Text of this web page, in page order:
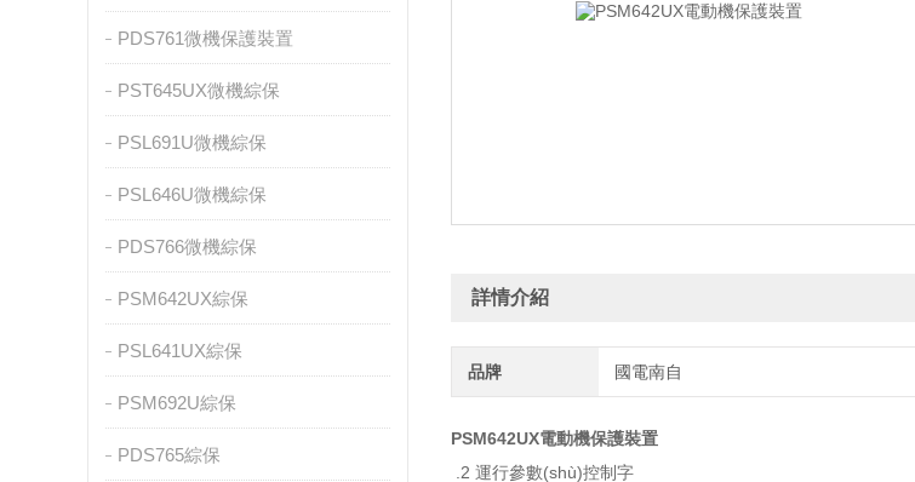
PDS761微機保護裝置
PST645UX微機綜保
PSL691U微機綜保
PSL646U微機綜保
PDS766微機綜保
PSM642UX綜保
PSL641UX綜保
PSM692U綜保
PDS765綜保
詳情介紹
品牌 國電南自
PSM642UX電動機保護裝置
.2 運行參數(shù)控制字